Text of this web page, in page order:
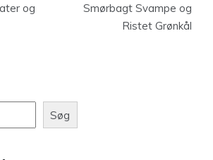
og
Smørbagt Svampe og
Ristet Grønkål
Søg